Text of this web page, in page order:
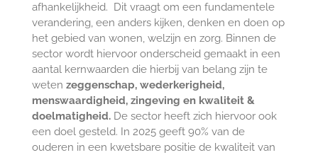
afhankelijkheid. Dit vraagt om een fundamentele
verandering, een anders kijken, denken en doen op
het gebied van wonen, welzijn en zorg. Binnen de
sector wordt hiervoor onderscheid gemaakt in een
aantal kernwaarden die hierbij van belang zijn te
weten zeggenschap, wederkerigheid,
menswaardigheid, zingeving en kwaliteit &
doelmatigheid. De sector heeft zich hiervoor ook
een doel gesteld. In 2025 geeft 90% van de
ouderen in een kwetsbare positie de kwaliteit van